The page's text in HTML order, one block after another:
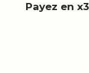
Payez en x3